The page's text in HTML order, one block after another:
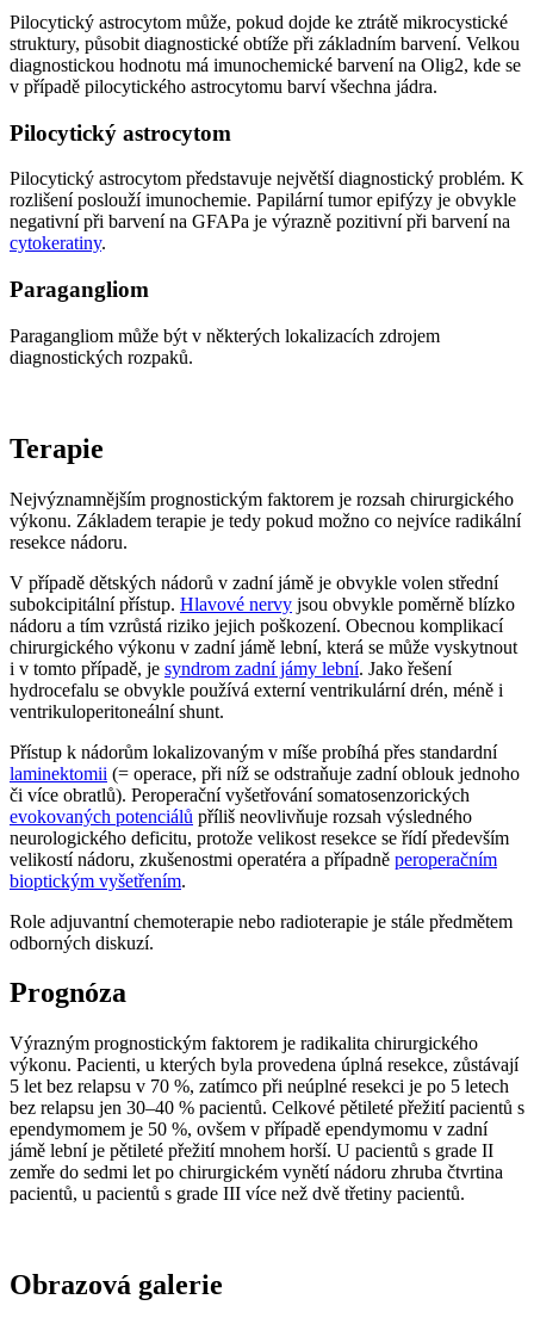
Pilocytický astrocytom může, pokud dojde ke ztrátě mikrocystické
struktury, působit diagnostické obtíže při základním barvení. Velkou
diagnostickou hodnotu má imunochemické barvení na Olig2, kde se
v případě pilocytického astrocytomu barví všechna jádra.
Pilocytický astrocytom
Pilocytický astrocytom představuje největší diagnostický problém. K
rozlišení poslouží imunochemie. Papilární tumor epifýzy je obvykle
negativní při barvení na GFAPa je výrazně pozitivní při barvení na
cytokeratiny.
Paragangliom
Paragangliom může být v některých lokalizacích zdrojem
diagnostických rozpaků.
Terapie
Nejvýznamnějším prognostickým faktorem je rozsah chirurgického
výkonu. Základem terapie je tedy pokud možno co nejvíce radikální
resekce nádoru.
V případě dětských nádorů v zadní jámě je obvykle volen střední
subokcipitální přístup. Hlavové nervy jsou obvykle poměrně blízko
nádoru a tím vzrůstá riziko jejich poškození. Obecnou komplikací
chirurgického výkonu v zadní jámě lební, která se může vyskytnout
i v tomto případě, je syndrom zadní jámy lební. Jako řešení
hydrocefalu se obvykle používá externí ventrikulární drén, méně i
ventrikuloperitoneální shunt.
Přístup k nádorům lokalizovaným v míše probíhá přes standardní
laminektomii (= operace, při níž se odstraňuje zadní oblouk jednoho
či více obratlů). Peroperační vyšetřování somatosenzorických
evokovaných potenciálů příliš neovlivňuje rozsah výsledného
neurologického deficitu, protože velikost resekce se řídí především
velikostí nádoru, zkušenostmi operatéra a případně peroperačním
bioptickým vyšetřením.
Role adjuvantní chemoterapie nebo radioterapie je stále předmětem
odborných diskuzí.
Prognóza
Výrazným prognostickým faktorem je radikalita chirurgického
výkonu. Pacienti, u kterých byla provedena úplná resekce, zůstávají
5 let bez relapsu v 70 %, zatímco při neúplné resekci je po 5 letech
bez relapsu jen 30–40 % pacientů. Celkové pětileté přežití pacientů s
ependymomem je 50 %, ovšem v případě ependymomu v zadní
jámě lební je pětileté přežití mnohem horší. U pacientů s grade II
zemře do sedmi let po chirurgickém vynětí nádoru zhruba čtvrtina
pacientů, u pacientů s grade III více než dvě třetiny pacientů.
Obrazová galerie